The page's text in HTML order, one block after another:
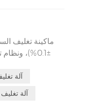
ماكينة تغليف
±0.1%)،
المستحضراتآلة
آلة تغليف